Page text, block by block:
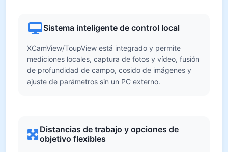
Sistema inteligente de control local
XCamView/ToupView está integrado y permite
mediciones locales, captura de fotos y vídeo, fusión
de profundidad de campo, cosido de imágenes y
ajuste de parámetros sin un PC externo.
Distancias de trabajo y opciones de
objetivo flexibles